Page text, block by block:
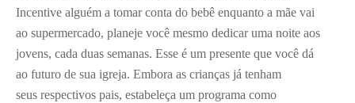
Incentive alguém a tomar conta do bebê enquanto a mãe vai
ao supermercado, planeje você mesmo dedicar uma noite aos
jovens, cada duas semanas. Esse é um presente que você dá
ao futuro de sua igreja. Embora as crianças já tenham
seus respectivos pais, estabeleça um programa como